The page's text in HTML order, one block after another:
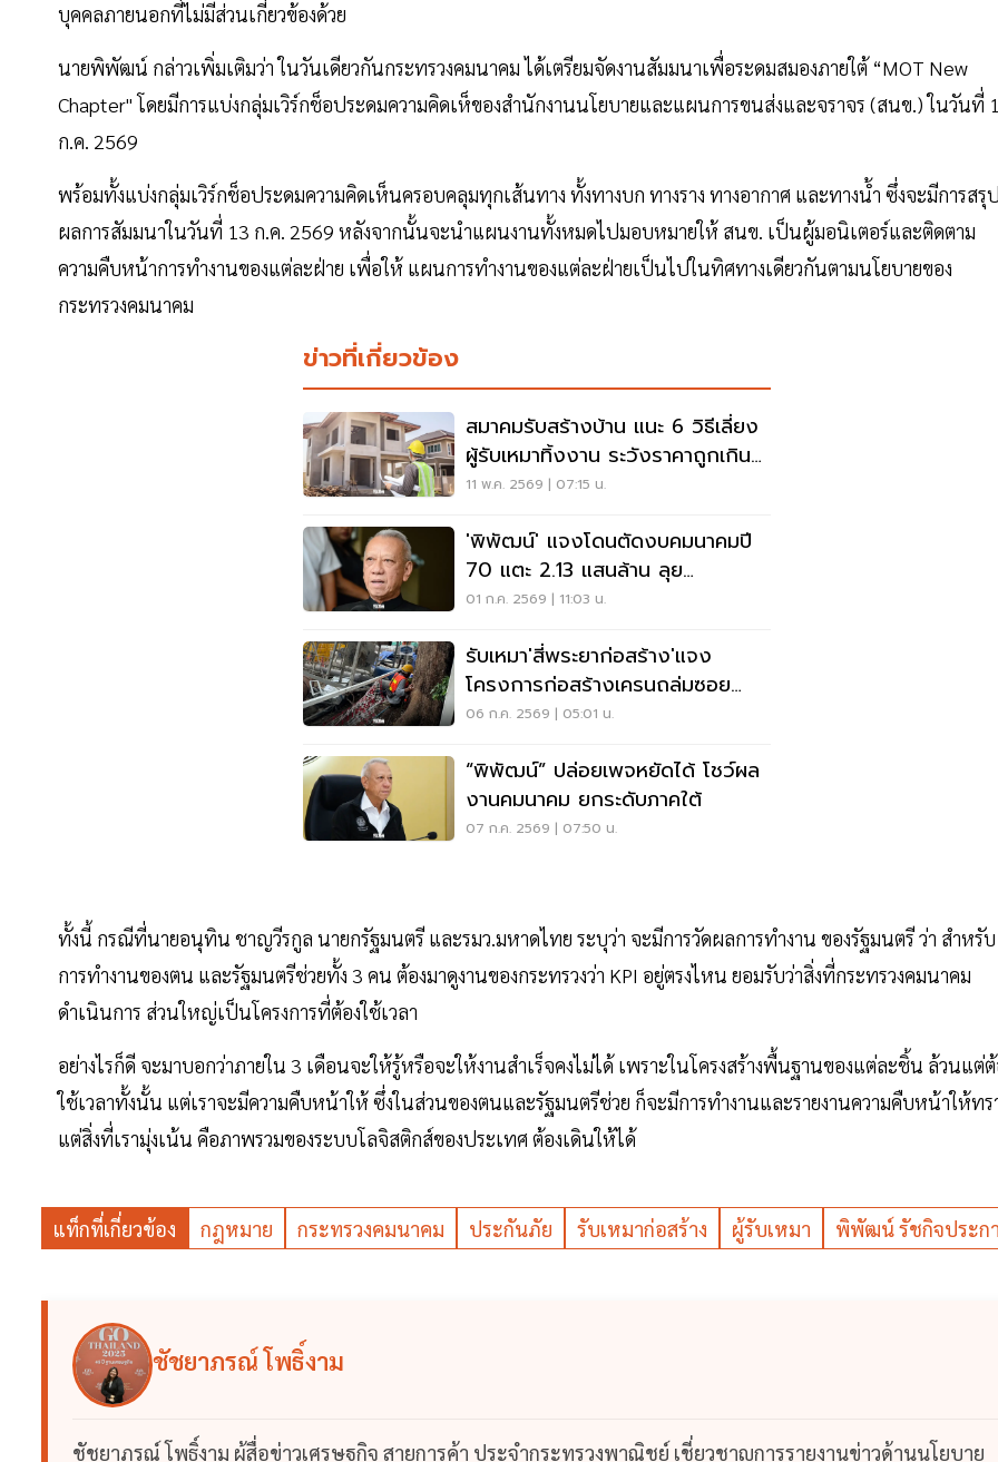
บุคคลภายนอกที่ไม่มีส่วนเกี่ยวข้องด้วย
นายพิพัฒน์ กล่าวเพิ่มเติมว่า ในวันเดียวกันกระทรวงคมนาคม ได้เตรียมจัดงานสัมมนาเพื่อระดมสมองภายใต้ “MOT New
Chapter" โดยมีการแบ่งกลุ่มเวิร์กช็อประดมความคิดเห็ของสำนักงานนโยบายและแผนการขนส่งและจราจร (สนข.) ในวันที่
ก.ค. 2569
พร้อมทั้งแบ่งกลุ่มเวิร์กช็อประดมความคิดเห็นครอบคลุมทุกเส้นทาง ทั้งทางบก ทางราง ทางอากาศ และทางน้ำ ซึ่งจะมีการสรุ
ผลการสัมมนาในวันที่ 13 ก.ค. 2569 หลังจากนั้นจะนำแผนงานทั้งหมดไปมอบหมายให้ สนข. เป็นผู้มอนิเตอร์และติดตาม
ความคืบหน้าการทำงานของแต่ละฝ่าย เพื่อให้ แผนการทำงานของแต่ละฝ่ายเป็นไปในทิศทางเดียวกันตามนโยบายของ
กระทรวงคมนาคม
ข่าวที่เกี่ยวข้อง
สมาคมรับสร้างบ้าน แนะ 6 วิธีเลี่ยง
ผู้รับเหมาทิ้งงาน ระวังราคาถูกเกิน
จริง
11 พ.ค. 2569 | 07:15 น.
'พิพัฒน์' แจงโดนตัดงบคมนาคมปี
70 แตะ 2.13 แสนล้าน ลุย
มอเตอร์เวย์-ตั๋วร่วม
01 ก.ค. 2569 | 11:03 น.
รับเหมา'สี่พระยาก่อสร้าง'แจง
โครงการก่อสร้างเครนถล่มซอย
เจริญกรุง 36
06 ก.ค. 2569 | 05:01 น.
“พิพัฒน์” ปล่อยเพจหยัดได้ โชว์ผล
งานคมนาคม ยกระดับภาคใต้
07 ก.ค. 2569 | 07:50 น.
ทั้งนี้ กรณีที่นายอนุทิน ชาญวีรกูล นายกรัฐมนตรี และรมว.มหาดไทย ระบุว่า จะมีการวัดผลการทำงาน ของรัฐมนตรี ว่า สำหรับ
การทำงานของตน และรัฐมนตรีช่วยทั้ง 3 คน ต้องมาดูงานของกระทรวงว่า KPI อยู่ตรงไหน ยอมรับว่าสิ่งที่กระทรวงคมนาคม
ดำเนินการ ส่วนใหญ่เป็นโครงการที่ต้องใช้เวลา
อย่างไรก็ดี จะมาบอกว่าภายใน 3 เดือนจะให้รู้หรือจะให้งานสำเร็จคงไม่ได้ เพราะในโครงสร้างพื้นฐานของแต่ละชิ้น ล้วนแต่
ใช้เวลาทั้งนั้น แต่เราจะมีความคืบหน้าให้ ซึ่งในส่วนของตนและรัฐมนตรีช่วย ก็จะมีการทำงานและรายงานความคืบหน้าให้ท
แต่สิ่งที่เรามุ่งเน้น คือภาพรวมของระบบโลจิสติกส์ของประเทศ ต้องเดินให้ได้
แท็กที่เกี่ยวข้อง กฎหมาย กระทรวงคมนาคม ประกันภัย รับเหมาก่อสร้าง ผู้รับเหมา พิพัฒน์ รัชกิจประก
ชัชยาภรณ์ โพธิ์งาม
ชัชยาภรณ์ โพธิ์งาม ผู้สื่อข่าวเศรษฐกิจ สายการค้า ประจำกระทรวงพาณิชย์ เชี่ยวชาญการรายงานข่าวด้านนโยบาย